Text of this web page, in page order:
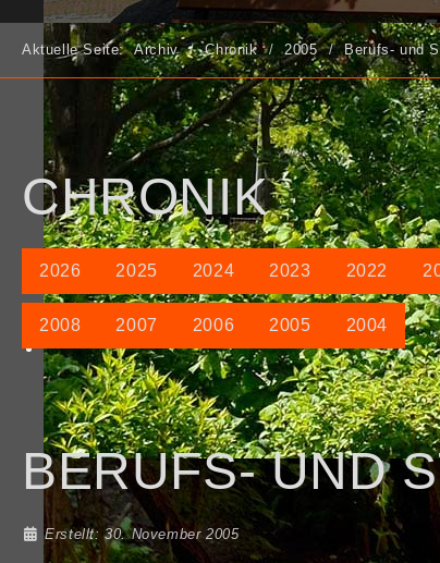
Aktuelle Seite:Archiv Chronik 2005 Berufs- und
CHRONIK
2026 2025 2024 2023 2022
2008 2007 2006 2005 2004
BERUFS- UND
Details
Erstellt: 30. November 2005